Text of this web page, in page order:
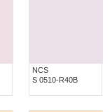
NCS
S 0510-R40B